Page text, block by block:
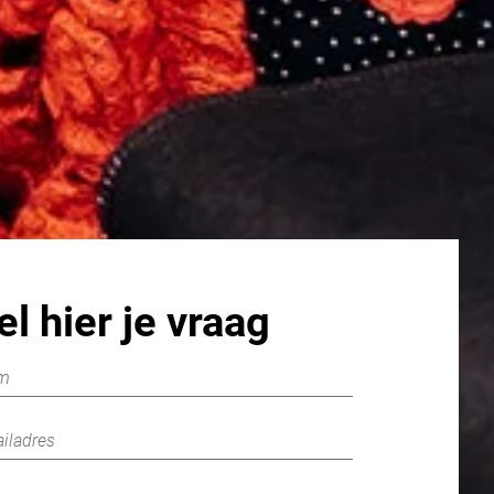
hier je vraag